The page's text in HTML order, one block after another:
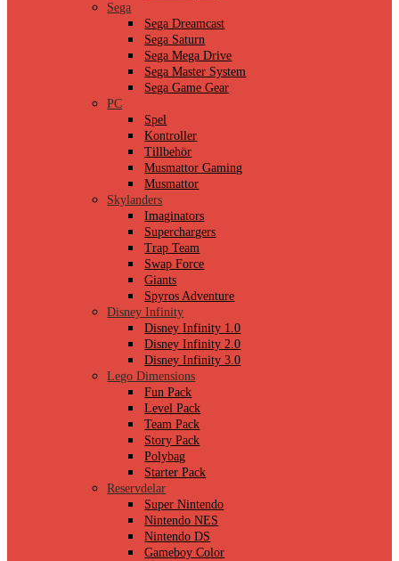
Sega
Sega Dreamcast
Sega Saturn
Sega Mega Drive
Sega Master System
Sega Game Gear
PC
Spel
Kontroller
Tillbehör
Musmattor Gaming
Musmattor
Skylanders
Imaginators
Superchargers
Trap Team
Swap Force
Giants
Spyros Adventure
Disney Infinity
Disney Infinity 1.0
Disney Infinity 2.0
Disney Infinity 3.0
Lego Dimensions
Fun Pack
Level Pack
Team Pack
Story Pack
Polybag
Starter Pack
Reservdelar
Super Nintendo
Nintendo NES
Nintendo DS
Gameboy Color